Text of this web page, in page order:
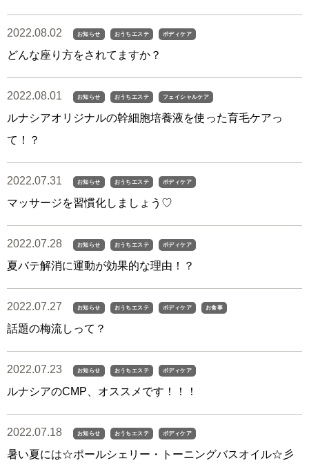
2022.08.02 お知らせ おうちエステ ボディケア
どんな座り方をされてますか？
2022.08.01 お知らせ おうちエステ フェイシャルケア
ルナシアオリジナルの幹細胞培養液を使った育毛ケアっ
て！？
2022.07.31 お知らせ おうちエステ ボディケア
マッサージを習慣化しましょう♡
2022.07.28 お知らせ おうちエステ ボディケア
夏バテ解消に運動が効果的な理由！？
2022.07.27 お知らせ おうちエステ ボディケア お食事
話題の梅流しって？
2022.07.23 お知らせ おうちエステ ボディケア
ルナシアのCMP、オススメです！！！
2022.07.18 お知らせ おうちエステ ボディケア
暑い夏には☆ポールシェリー・トーニングバスオイル☆彡